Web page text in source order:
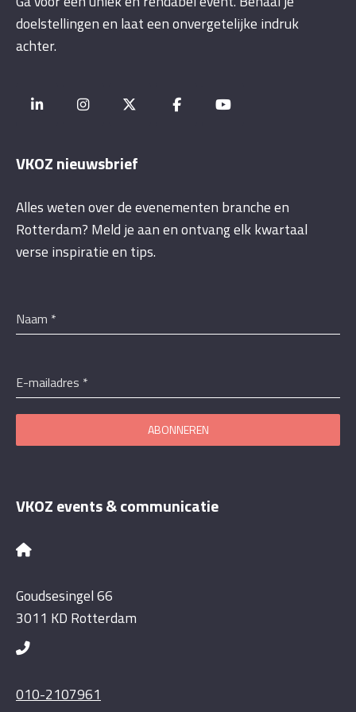
doelstellingen en laat een onvergetelijke indruk
achter.
VKOZ nieuwsbrief
Alles weten over de evenementen branche en
Rotterdam? Meld je aan en ontvang elk kwartaal
verse inspiratie en tips.
Naam *
E-mailadres *
ABONNEREN
VKOZ events & communicatie
Goudsesingel 66
3011 KD Rotterdam
010-2107961